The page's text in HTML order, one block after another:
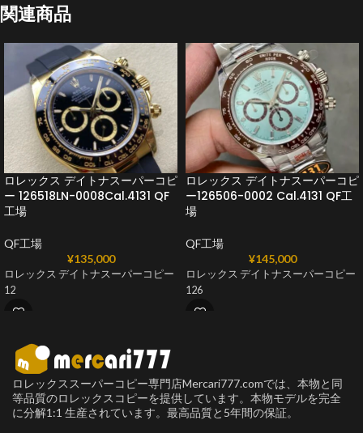
関連商品
ロレックス デイトナスーパーコピ
ー 126518LN-0008Cal.4131 QF
工場
QF工場
¥135,000
ロレックス デイトナスーパーコピー
12
ロレックス デイトナスーパーコピ
ー126506-0002 Cal.4131 QF工
場
QF工場
¥145,000
ロレックス デイトナスーパーコピー
126
ロレックススーパーコピー専門店Mercari777.comでは、本物と同
等品質のロレックスコピーを提供しています。本物モデルを完全
に分解1:1 生産されています。最高品質と5年間の保証。